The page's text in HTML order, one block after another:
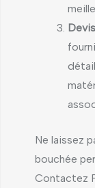
Ne laissez
bouchée
Contactez